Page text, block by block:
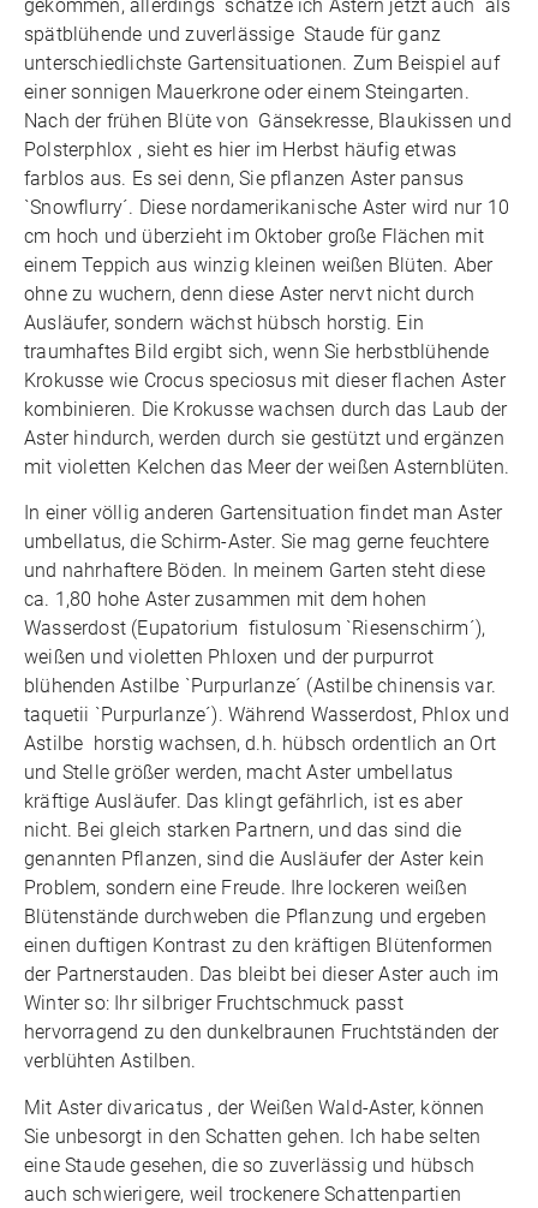
gekommen, allerdings schätze ich Astern jetzt auch als
spätblühende und zuverlässige Staude für ganz
unterschiedlichste Gartensituationen. Zum Beispiel auf
einer sonnigen Mauerkrone oder einem Steingarten.
Nach der frühen Blüte von Gänsekresse, Blaukissen und
Polsterphlox , sieht es hier im Herbst häufig etwas
farblos aus. Es sei denn, Sie pflanzen Aster pansus
`Snowflurry´. Diese nordamerikanische Aster wird nur 10
cm hoch und überzieht im Oktober große Flächen mit
einem Teppich aus winzig kleinen weißen Blüten. Aber
ohne zu wuchern, denn diese Aster nervt nicht durch
Ausläufer, sondern wächst hübsch horstig. Ein
traumhaftes Bild ergibt sich, wenn Sie herbstblühende
Krokusse wie Crocus speciosus mit dieser flachen Aster
kombinieren. Die Krokusse wachsen durch das Laub der
Aster hindurch, werden durch sie gestützt und ergänzen
mit violetten Kelchen das Meer der weißen Asternblüten.
In einer völlig anderen Gartensituation findet man Aster
umbellatus, die Schirm-Aster. Sie mag gerne feuchtere
und nahrhaftere Böden. In meinem Garten steht diese
ca. 1,80 hohe Aster zusammen mit dem hohen
Wasserdost (Eupatorium fistulosum `Riesenschirm´),
weißen und violetten Phloxen und der purpurrot
blühenden Astilbe `Purpurlanze´ (Astilbe chinensis var.
taquetii `Purpurlanze´). Während Wasserdost, Phlox und
Astilbe horstig wachsen, d.h. hübsch ordentlich an Ort
und Stelle größer werden, macht Aster umbellatus
kräftige Ausläufer. Das klingt gefährlich, ist es aber
nicht. Bei gleich starken Partnern, und das sind die
genannten Pflanzen, sind die Ausläufer der Aster kein
Problem, sondern eine Freude. Ihre lockeren weißen
Blütenstände durchweben die Pflanzung und ergeben
einen duftigen Kontrast zu den kräftigen Blütenformen
der Partnerstauden. Das bleibt bei dieser Aster auch im
Winter so: Ihr silbriger Fruchtschmuck passt
hervorragend zu den dunkelbraunen Fruchtständen der
verblühten Astilben.
Mit Aster divaricatus , der Weißen Wald-Aster, können
Sie unbesorgt in den Schatten gehen. Ich habe selten
eine Staude gesehen, die so zuverlässig und hübsch
auch schwierigere, weil trockenere Schattenpartien